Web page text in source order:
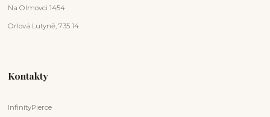
Na Olmovci 1454
Orlová Lutyně, 735 14
Kontakty
InfinityPierce